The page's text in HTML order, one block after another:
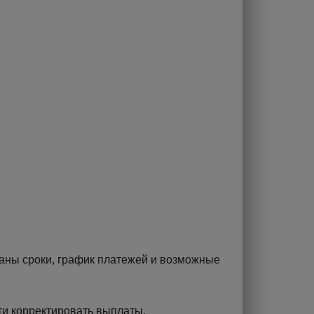
сроки, график платежей и возможные
корректировать выплаты.